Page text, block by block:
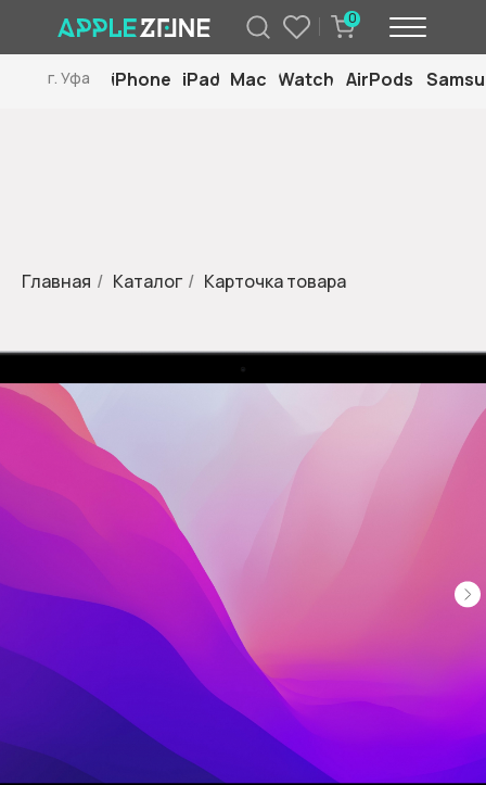
0
iPhone iPad Mac Watch AirPods
г. Уфа
Главная / Каталог / Карточка товара